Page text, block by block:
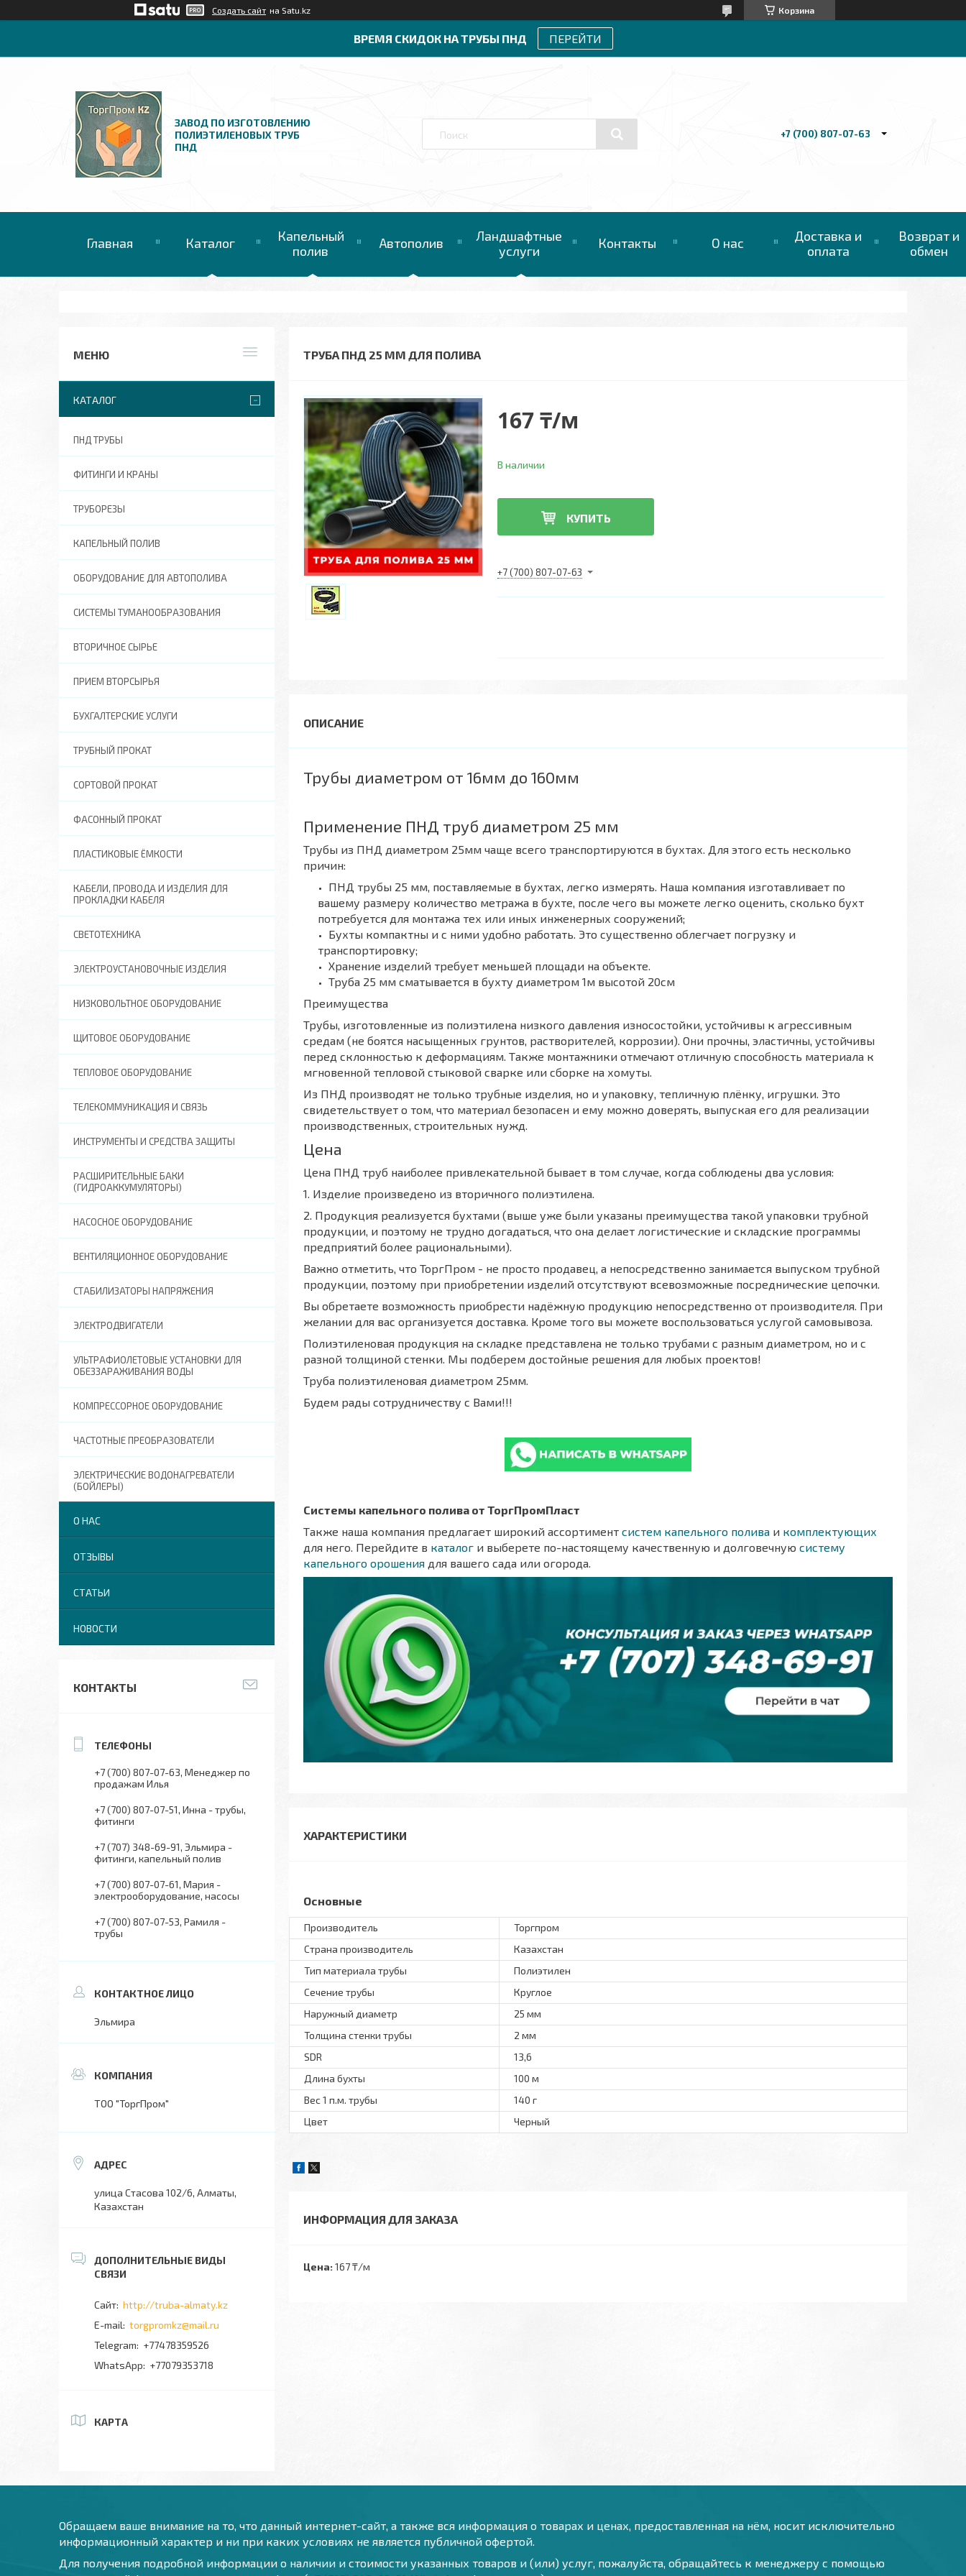
Создать сайт на Satu.kz Корзина
ВРЕМЯ СКИДОК НА ТРУБЫ ПНД ПЕРЕЙТИ
ЗАВОД ПО ИЗГОТОВЛЕНИЮ
ПОЛИЭТИЛЕНОВЫХ ТРУБ
ПНД
+7 (700) 807-07-63
Главная Каталог
Капельный
полив
Автополив
Ландшафтные
услуги
Контакты О нас
Доставка и
оплата
Возврат и
обмен
ТРУБА ПНД 25 ММ ДЛЯ ПОЛИВА
167 ₸/м
В наличии
КУПИТЬ
+7 (700) 807-07-63
Трубы диаметром от 16мм до 160мм
Применение ПНД труб диаметром 25 мм
Трубы из ПНД диаметром 25мм чаще всего транспортируются в бухтах. Для этого есть несколько
причин:
ПНД трубы 25 мм, поставляемые в бухтах, легко измерять. Наша компания изготавливает по
вашему размеру количество метража в бухте, после чего вы можете легко оценить, сколько бухт
потребуется для монтажа тех или иных инженерных сооружений;
Бухты компактны и с ними удобно работать. Это существенно облегчает погрузку и
транспортировку;
Хранение изделий требует меньшей площади на объекте.
Труба 25 мм сматывается в бухту диаметром 1м высотой 20см
Преимущества
Трубы, изготовленные из полиэтилена низкого давления износостойки, устойчивы к агрессивным
средам (не боятся насыщенных грунтов, растворителей, коррозии). Они прочны, эластичны, устойчивы
перед склонностью к деформациям. Также монтажники отмечают отличную способность материала к
мгновенной тепловой стыковой сварке или сборке на хомуты.
Из ПНД производят не только трубные изделия, но и упаковку, тепличную плёнку, игрушки. Это
свидетельствует о том, что материал безопасен и ему можно доверять, выпуская его для реализации
производственных, строительных нужд.
Цена
Цена ПНД труб наиболее привлекательной бывает в том случае, когда соблюдены два условия:
1. Изделие произведено из вторичного полиэтилена.
2. Продукция реализуется бухтами (выше уже были указаны преимущества такой упаковки трубной
продукции, и поэтому не трудно догадаться, что она делает логистические и складские программы
предприятий более рациональными).
Важно отметить, что ТоргПром - не просто продавец, а непосредственно занимается выпуском трубной
продукции, поэтому при приобретении изделий отсутствуют всевозможные посреднические цепочки.
Вы обретаете возможность приобрести надёжную продукцию непосредственно от производителя. При
желании для вас организуется доставка. Кроме того вы можете воспользоваться услугой самовывоза.
Полиэтиленовая продукция на складке представлена не только трубами с разным диаметром, но и с
разной толщиной стенки. Мы подберем достойные решения для любых проектов!
Труба полиэтиленовая диаметром 25мм.
Будем рады сотрудничеству с Вами!!!
Системы капельного полива от ТоргПромПласт
Также наша компания предлагает широкий ассортимент систем капельного полива и комплектующих
для него. Перейдите в каталог и выберете по-настоящему качественную и долговечную систему
капельного орошения для вашего сада или огорода.
ХАРАКТЕРИСТИКИ
Основные
Производитель
Торгпром
Страна производитель
Казахстан
Тип материала трубы
Полиэтилен
Сечение трубы
Круглое
Наружный диаметр
25 мм
Толщина стенки трубы
2 мм
SDR
13,6
Длина бухты
100 м
Вес 1 п.м. трубы
140 г
Цвет
Черный
ИНФОРМАЦИЯ ДЛЯ ЗАКАЗА
Цена: 167 ₸/м
КАТАЛОГ
ПНД ТРУБЫ
ФИТИНГИ И КРАНЫ
ТРУБОРЕЗЫ
КАПЕЛЬНЫЙ ПОЛИВ
ОБОРУДОВАНИЕ ДЛЯ АВТОПОЛИВА
СИСТЕМЫ ТУМАНООБРАЗОВАНИЯ
ВТОРИЧНОЕ СЫРЬЕ
ПРИЕМ ВТОРСЫРЬЯ
БУХГАЛТЕРСКИЕ УСЛУГИ
ТРУБНЫЙ ПРОКАТ
СОРТОВОЙ ПРОКАТ
ФАСОННЫЙ ПРОКАТ
ПЛАСТИКОВЫЕ ЁМКОСТИ
КАБЕЛИ, ПРОВОДА И ИЗДЕЛИЯ ДЛЯ
ПРОКЛАДКИ КАБЕЛЯ
СВЕТОТЕХНИКА
ЭЛЕКТРОУСТАНОВОЧНЫЕ ИЗДЕЛИЯ
НИЗКОВОЛЬТНОЕ ОБОРУДОВАНИЕ
ЩИТОВОЕ ОБОРУДОВАНИЕ
ТЕПЛОВОЕ ОБОРУДОВАНИЕ
ТЕЛЕКОММУНИКАЦИЯ И СВЯЗЬ
ИНСТРУМЕНТЫ И СРЕДСТВА ЗАЩИТЫ
РАСШИРИТЕЛЬНЫЕ БАКИ
(ГИДРОАККУМУЛЯТОРЫ)
НАСОСНОЕ ОБОРУДОВАНИЕ
ВЕНТИЛЯЦИОННОЕ ОБОРУДОВАНИЕ
СТАБИЛИЗАТОРЫ НАПРЯЖЕНИЯ
ЭЛЕКТРОДВИГАТЕЛИ
УЛЬТРАФИОЛЕТОВЫЕ УСТАНОВКИ ДЛЯ
ОБЕЗЗАРАЖИВАНИЯ ВОДЫ
КОМПРЕССОРНОЕ ОБОРУДОВАНИЕ
ЧАСТОТНЫЕ ПРЕОБРАЗОВАТЕЛИ
ЭЛЕКТРИЧЕСКИЕ ВОДОНАГРЕВАТЕЛИ
(БОЙЛЕРЫ)
О НАС
ОТЗЫВЫ
СТАТЬИ
НОВОСТИ
КОНТАКТЫ
+7 (700) 807-07-63 Менеджер по
продажам Илья
+7 (700) 807-07-51 Инна - трубы,
фитинги
+7 (707) 348-69-91 Эльмира -
фитинги, капельный полив
+7 (700) 807-07-61 Мария -
электрооборудование, насосы
+7 (700) 807-07-53 Рамиля -
трубы
Эльмира
ТОО "ТоргПром"
улица Стасова 102/6, Алматы,
Казахстан
http://truba-almaty.kz
torgpromkz@mail.ru
+77478359526
+77079353718
КАРТА
Обращаем ваше внимание на то, что данный интернет-сайт, а также вся информация о товарах и ценах, предоставленная на нём, носит исключительно
информационный характер и ни при каких условиях не является публичной офертой.
Для получения подробной информации о наличии и стоимости указанных товаров и (или) услуг, пожалуйста, обращайтесь к менеджеру с помощью